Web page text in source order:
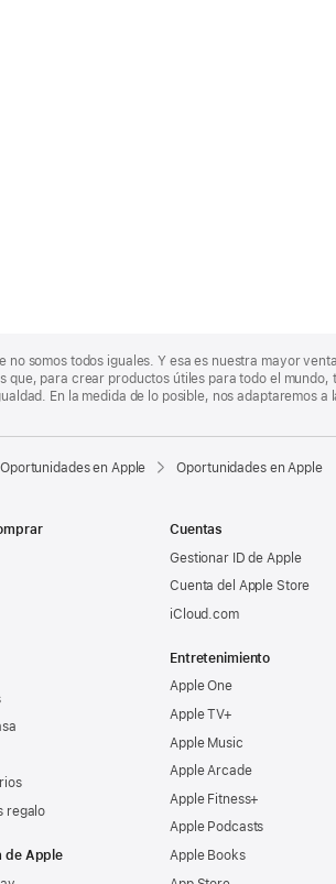
no somos todos iguales. Y esa es nuestra mayor
que, para crear productos útiles para todo el
En la medida de lo posible, nos adaptaremos a
Oportunidades en Apple Oportunidades en Apple
regalo
de Apple
Cuentas
Gestionar ID de Apple
Cuenta del Apple Store
iCloud.com
Entretenimiento
Apple One
Apple TV+
Apple Music
Apple Arcade
Apple Fitness+
Apple Podcasts
Apple Books